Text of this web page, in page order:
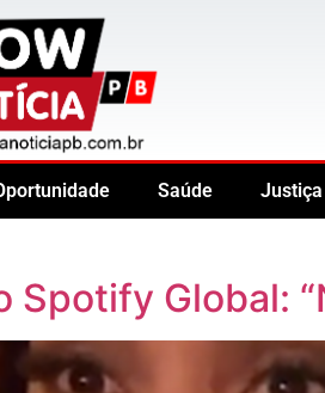
Saúde Justiça
Global: